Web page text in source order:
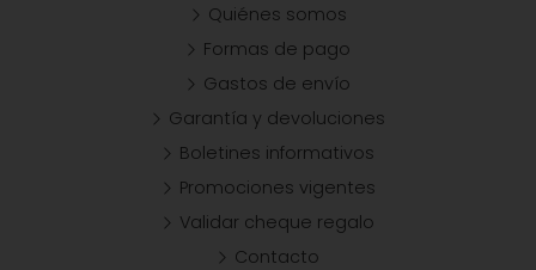
Quiénes somos
Formas de pago
Gastos de envío
Garantía y devoluciones
Boletines informativos
Promociones vigentes
Validar cheque regalo
Contacto